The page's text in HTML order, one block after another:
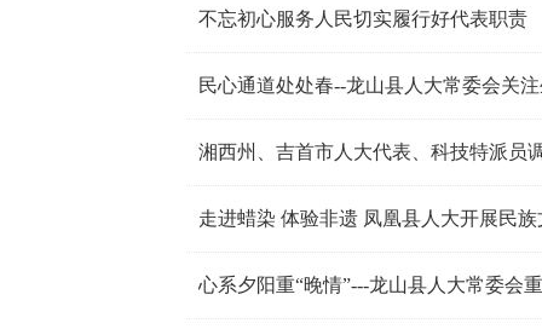
不忘初心服务人民切实履行好代表职责
民心通道处处春--龙山县人大常委会关
湘西州、吉首市人大代表、科技特派员
走进蜡染 体验非遗 凤凰县人大开展民
心系夕阳重“晚情”---龙山县人大常委会